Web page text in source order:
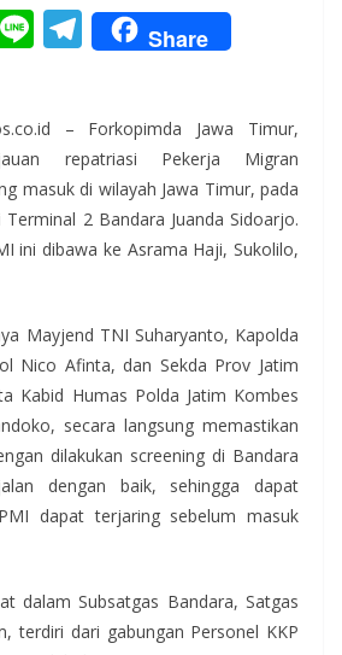
Li T
el
gr
a
m
Share
– Forkopimda Jawa Timur,
repatriasi Pekerja Migran
masuk di wilayah Jawa Timur, pada
2 Bandara Juanda Sidoarjo.
ini dibawa ke Asrama Haji, Sukolilo,
Mayjend TNI Suharyanto, Kapolda
Nico Afinta, dan Sekda Prov Jatim
Kabid Humas Polda Jatim Kombes
secara langsung memastikan
dilakukan screening di Bandara
dengan baik, sehingga dapat
dapat terjaring sebelum masuk
dalam Subsatgas Bandara, Satgas
terdiri dari gabungan Personel KKP